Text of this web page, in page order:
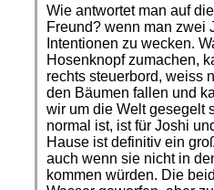
Wie antwortet man auf
Freund? wenn man zwei
Intentionen zu wecken.
Hosenknopf zumachen,
rechts steuerbord, weiss
den Bäumen fallen und
wir um die Welt gesegelt
normal ist, ist für Joshi
Hause ist definitiv ein
auch wenn sie nicht in
kommen würden. Die